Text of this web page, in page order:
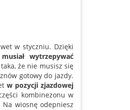
w styczniu. Dzięki
wytrzepywać
że nie musisz się
gotowy do jazdy.
w pozycji zjazdowej
kombinezonu w
wiosnę odepniesz